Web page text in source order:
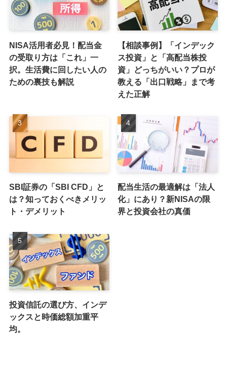
NISA活用者必見！配当金
の受取り方は「これ」一
択。生活費に回したい人の
ための裏技も解説
【相談事例】「インデック
ス投資」と「高配当株投
資」どっちがいい？プロが
教える「出口戦略」まで考
えた正解
SBI証券の「SBI CFD」と
は？知っておくべきメリッ
ト・デメリット
配当生活の最適解は「法人
化」にあり？新NISAの限
界と投資会社の真価
投資信託の選び方、インデ
ックスと時価総額加重平
均。